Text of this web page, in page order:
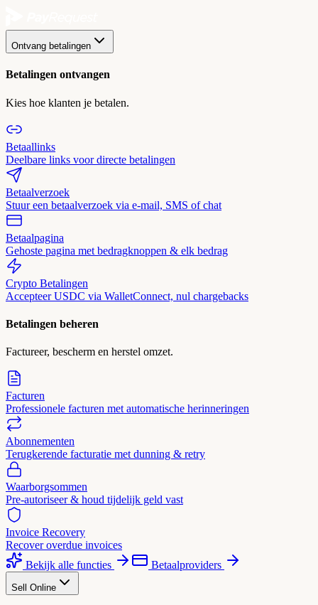
Ontvang betalingen
Betalingen ontvangen
Kies hoe klanten je betalen.
Betaallinks
Deelbare links voor directe betalingen
Betaalverzoek
Stuur een betaalverzoek via e-mail, SMS of chat
Betaalpagina
Gehoste pagina met bedragknoppen & elk bedrag
Crypto Betalingen
Accepteer USDC via WalletConnect, nul chargebacks
Betalingen beheren
Factureer, bescherm en herstel omzet.
Facturen
Professionele facturen met automatische herinneringen
Abonnementen
Terugkerende facturatie met dunning & retry
Waarborgsommen
Pre-autoriseer & houd tijdelijk geld vast
Invoice Recovery
Recover overdue invoices
Bekijk alle functies
Betaalproviders
Sell Online